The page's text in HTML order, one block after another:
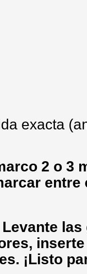
exacta
2 o 3
entre
¡Listo